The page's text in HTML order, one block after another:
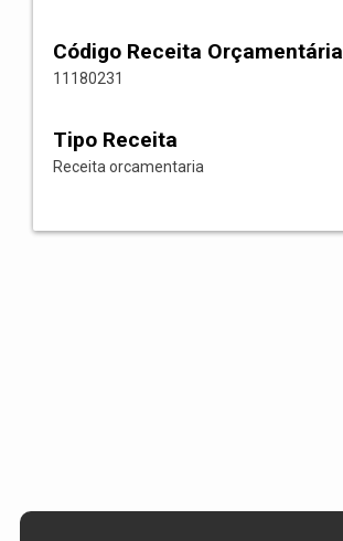
Código Receita Orçamentária
11180231
Tipo Receita
Receita orcamentaria